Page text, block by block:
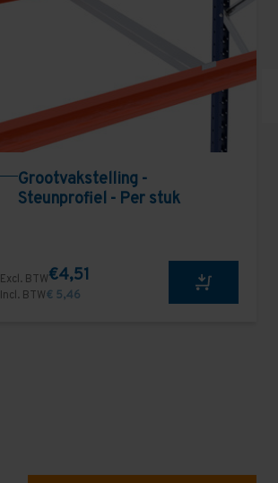
Grootvakstelling -
Steunprofiel - Per stuk
Excl. BTW€4,51
Incl. BTW€ 5,46